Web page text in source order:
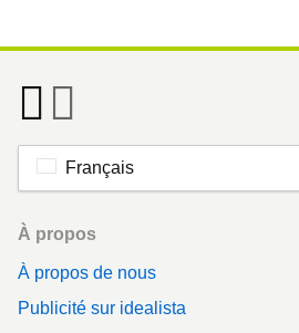
Français
Footer
À propos
À propos de nous
Publicité sur idealista